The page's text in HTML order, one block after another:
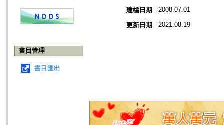
書目管理
書目匯出
建檔日期 2008.07.01
更新日期 2021.08.19